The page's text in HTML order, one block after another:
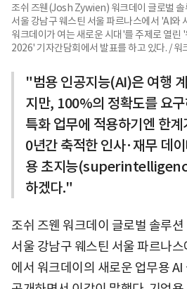
조쉬 즈웬(Josh Zywien) 워크데이 글로벌 솔
서울 강남구 웨스틴 서울 파르나스에서 'AI와
워크데이가 여는 새로운 시대'를 주제로 열린
2026' 기자간담회에서 발표를 하고 있다. / 워
"범용 인공지능(AI)은 여행
지만, 100%의 정확도를 요
특화 업무에 적용하기엔 한
0년간 축적한 인사·재무 데
용 초지능
하겠다."
조쉬 즈웬 워크데이 글로벌 솔루
서울 강남구 웨스틴 서울 파르나
에서 워크데이의 새로운 업무용